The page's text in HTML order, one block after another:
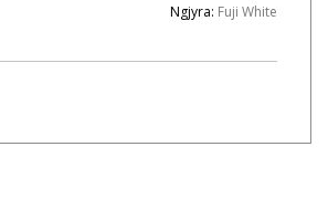
Ngjyra: Fuji White